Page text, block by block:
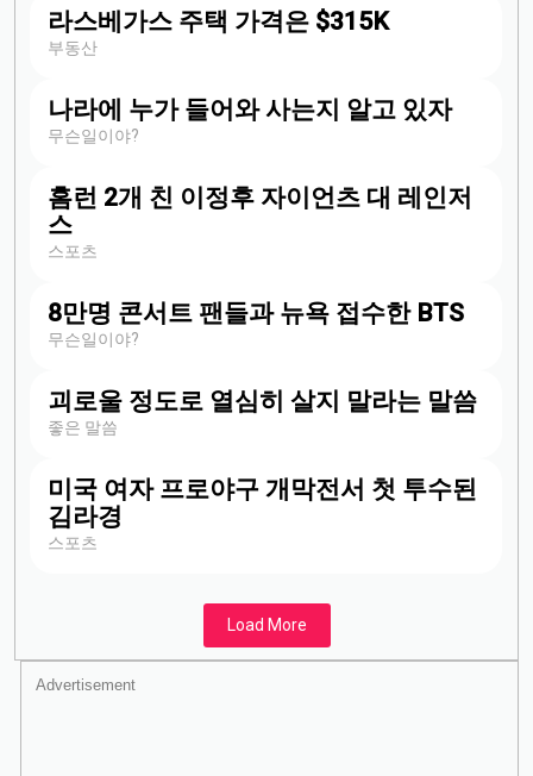
라스베가스 주택 가격은 $315K
부동산
나라에 누가 들어와 사는지 알고 있자
무슨일이야?
홈런 2개 친 이정후 자이언츠 대 레인저
스
스포츠
8만명 콘서트 팬들과 뉴욕 접수한 BTS
무슨일이야?
괴로울 정도로 열심히 살지 말라는 말씀
좋은 말씀
미국 여자 프로야구 개막전서 첫 투수된
김라경
스포츠
Load More
Advertisement